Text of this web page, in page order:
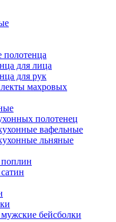
для лица
для рук
махровых
полотенец
вафельные
льняные
поплин
бейсболки